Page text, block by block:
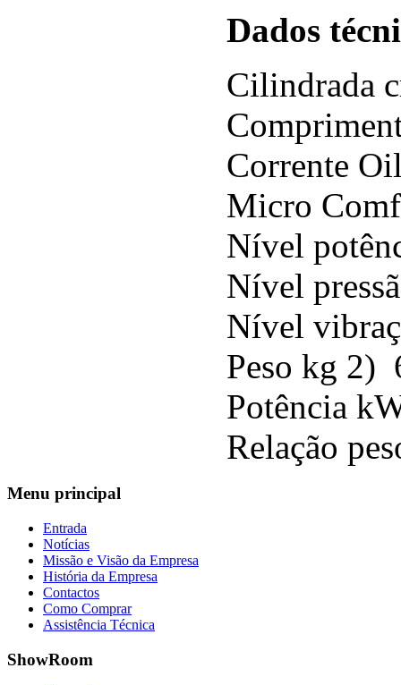
Dados
Cilindrada
Corrente
Micro
Nível
Nível
Nível
Peso kg 2)
Potência
Relação
Menu principal
Entrada
Notícias
Missão e Visão da Empresa
História da Empresa
Contactos
Como Comprar
Assistência Técnica
ShowRoom